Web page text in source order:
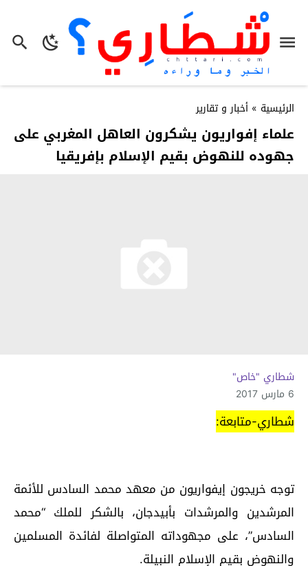
الرئيسية » أخبار و تقارير
علماء إفواريون يشكرون العاهل المغربي على
جهوده للنهوض بقيم الإسلام بإفريقيا
شطاري "خاص"
6 مارس 2017
شطاري-متابعة:
توجه خريجون إيفواريون من معهد محمد السادس للأئمة
المرشدين والمرشدات بأبيدجان، بالشكر للملك “محمد
السادس”، على مجهوداته المتواصلة لفائدة المسلمين
والنهوض بقيم الإسلام النبيلة.